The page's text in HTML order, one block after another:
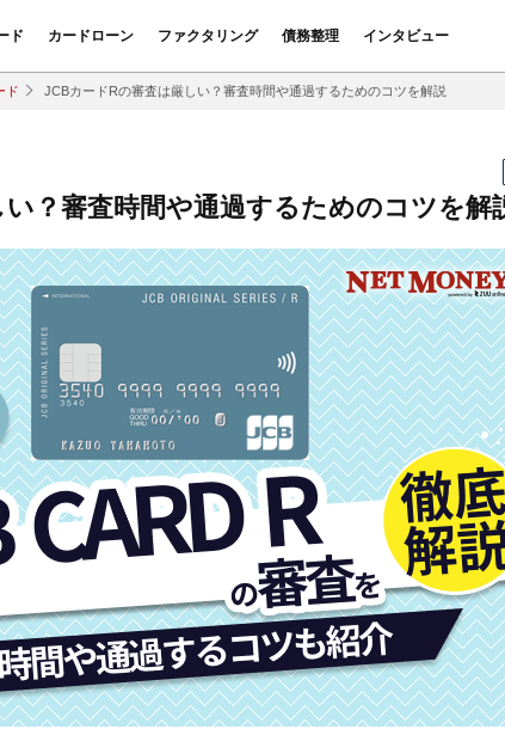
ド カードローン ファクタリング 債務整理 インタビュー
ド JCBカードRの審査は厳しい？審査時間や通過するためのコツを解説
？審査時間や通過するためのコツを解